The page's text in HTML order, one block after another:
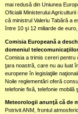
mai redusă din Uniunea
Oficialii Ministerului
că ministrul Valeriu Tabără a
între 10 şi 12 miliarde de
Comisia Europeană a
domeniul telecomunicaţiilor
Comisia a trimis cereri pentru
ţara noastră, care nu au luat
europene în legislaţiile
Noile reglementări oferă
telefonie fixă, telefonie mobilă
Meteorologii anunţă că de
Potrivit ANM, frontul